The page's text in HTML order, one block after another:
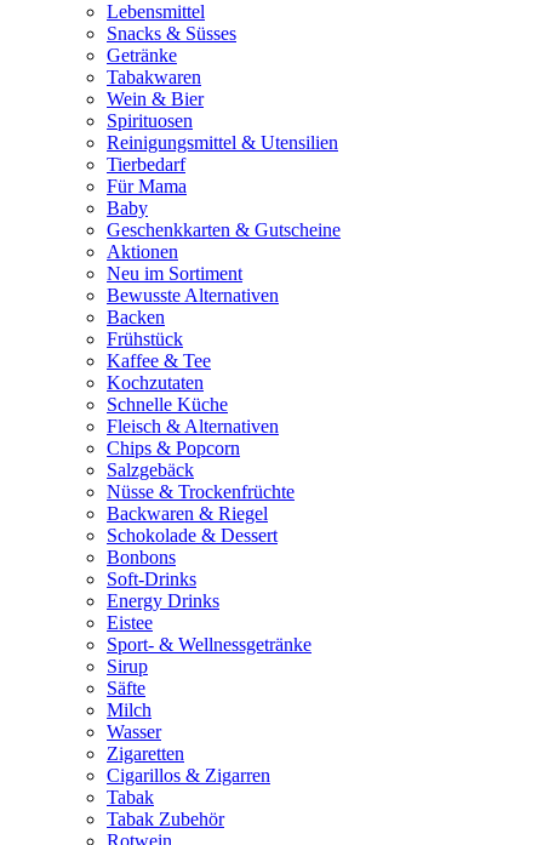
Lebensmittel
Snacks & Süsses
Getränke
Tabakwaren
Wein & Bier
Spirituosen
Reinigungsmittel & Utensilien
Tierbedarf
Für Mama
Baby
Geschenkkarten & Gutscheine
Aktionen
Neu im Sortiment
Bewusste Alternativen
Backen
Frühstück
Kaffee & Tee
Kochzutaten
Schnelle Küche
Fleisch & Alternativen
Chips & Popcorn
Salzgebäck
Nüsse & Trockenfrüchte
Backwaren & Riegel
Schokolade & Dessert
Bonbons
Soft-Drinks
Energy Drinks
Eistee
Sport- & Wellnessgetränke
Sirup
Säfte
Milch
Wasser
Zigaretten
Cigarillos & Zigarren
Tabak
Tabak Zubehör
Rotwein